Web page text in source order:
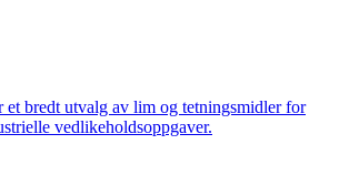
et bredt utvalg av lim og tetningsmidler for
vedlikeholdsoppgaver.